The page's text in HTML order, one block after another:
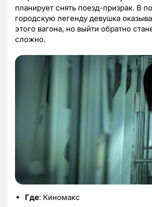
планирует снять поезд-призрак. В
городскую легенду девушка
этого вагона, но выйти обратно
сложно.
Где: Киномакс